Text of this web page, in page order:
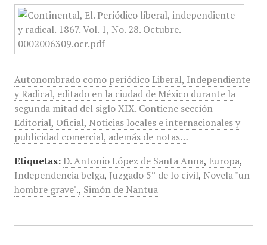
Autonombrado como periódico Liberal, Independiente
y Radical, editado en la ciudad de México durante la
segunda mitad del siglo XIX. Contiene sección
Editorial, Oficial, Noticias locales e internacionales y
publicidad comercial, además de notas…
Etiquetas: D. Antonio López de Santa Anna, Europa,
Independencia belga, Juzgado 5° de lo civil, Novela "un
hombre grave"., Simón de Nantua